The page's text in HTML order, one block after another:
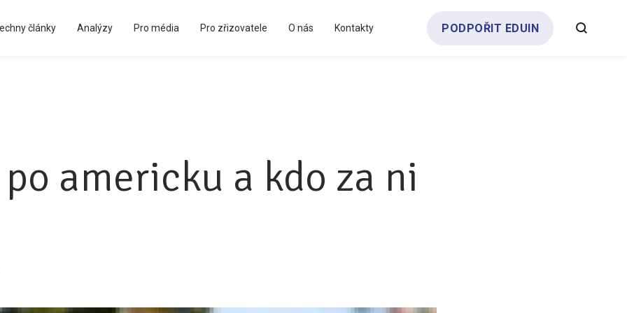
články Analýzy Pro média Pro zřizovatele O nás Kontakty PODPOŘIT EDUIN
americku a kdo za ni